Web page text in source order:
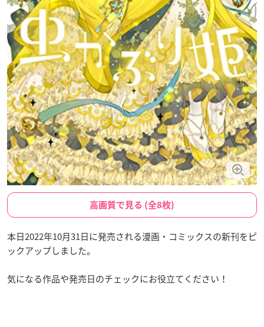
高画質で見る (全8枚)
本日2022年10月31日に発売される漫画・コミックスの新刊をピ
ックアップしました。
気になる作品や発売日のチェックにお役立てください！